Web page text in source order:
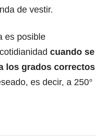
de vestir.
es posible
cuando se
los grados correctos
es decir, a 250°